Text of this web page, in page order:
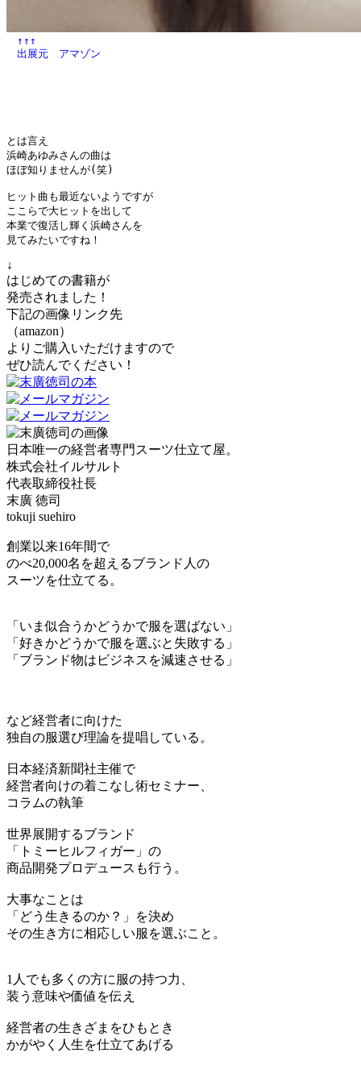
↑↑↑
出展元　アマゾン
とは言え
浜崎あゆみさんの曲は
ほぼ知りませんが(笑)
ヒット曲も最近ないようですが
ここらで大ヒットを出して
本業で復活し輝く浜崎さんを
見てみたいですね！
↓
はじめての書籍が
発売されました！
下記の画像リンク先
（amazon）
よりご購入いただけますので
ぜひ読んでください！
日本唯一の経営者専門スーツ仕立て屋。
株式会社イルサルト
代表取締役社長
末廣 徳司
tokuji suehiro
創業以来16年間で
のべ20,000名を超えるブランド人の
スーツを仕立てる。
「いま似合うかどうかで服を選ばない」
「好きかどうかで服を選ぶと失敗する」
「ブランド物はビジネスを減速させる」
など経営者に向けた
独自の服選び理論を提唱している。
日本経済新聞社主催で
経営者向けの着こなし術セミナー、
コラムの執筆
世界展開するブランド
「トミーヒルフィガー」の
商品開発プロデュースも行う。
大事なことは
「どう生きるのか？」を決め
その生き方に相応しい服を選ぶこと。
1人でも多くの方に服の持つ力、
装う意味や価値を伝え
経営者の生きざまをひもとき
かがやく人生を仕立てあげる